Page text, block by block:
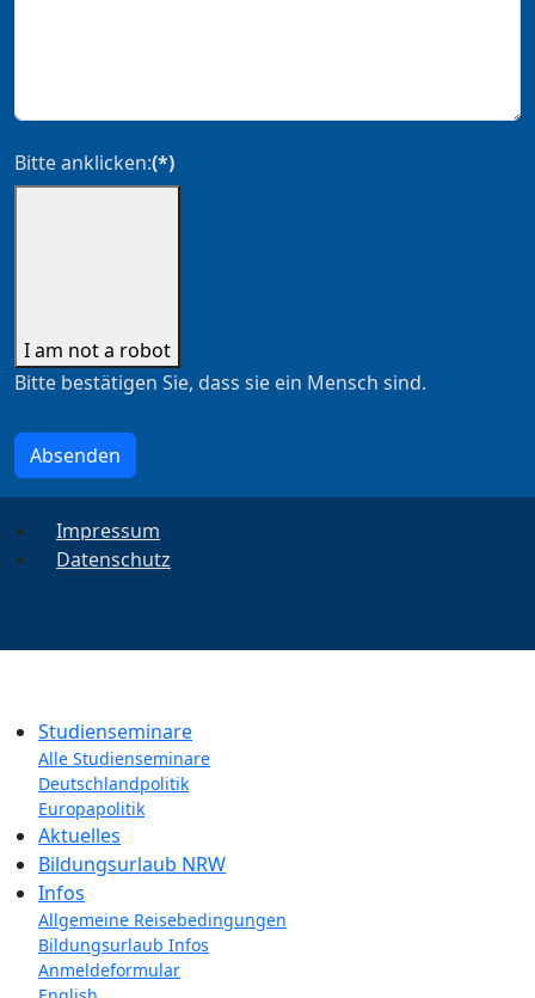
Bitte anklicken:(*)
I am not a robot
Bitte bestätigen Sie, dass sie ein Mensch sind.
Absenden
Impressum
Datenschutz
Studienseminare
Alle Studienseminare
Deutschlandpolitik
Europapolitik
Aktuelles
Bildungsurlaub NRW
Infos
Allgemeine Reisebedingungen
Bildungsurlaub Infos
Anmeldeformular